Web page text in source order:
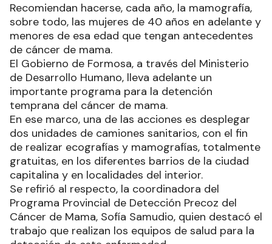
Recomiendan hacerse, cada año, la mamografía,
sobre todo, las mujeres de 40 años en adelante y
menores de esa edad que tengan antecedentes
de cáncer de mama.
El Gobierno de Formosa, a través del Ministerio
de Desarrollo Humano, lleva adelante un
importante programa para la detención
temprana del cáncer de mama.
En ese marco, una de las acciones es desplegar
dos unidades de camiones sanitarios, con el fin
de realizar ecografías y mamografías, totalmente
gratuitas, en los diferentes barrios de la ciudad
capitalina y en localidades del interior.
Se refirió al respecto, la coordinadora del
Programa Provincial de Detección Precoz del
Cáncer de Mama, Sofía Samudio, quien destacó el
trabajo que realizan los equipos de salud para la